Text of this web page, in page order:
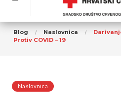
Blog Naslovnica
Protiv COVID – 19
Naslovnica